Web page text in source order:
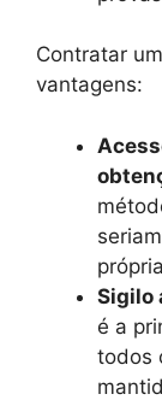
Contratar
vantagens:
Sigilo
é a
todos